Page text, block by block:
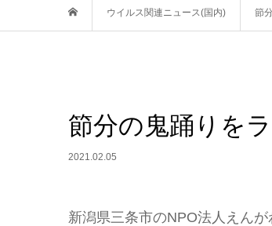
ウイルス関連ニュース(国内) 節
節分の鬼踊りを
2021.02.05
新潟県三条市のNPO法人えん